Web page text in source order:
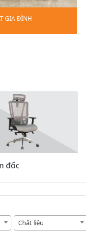
GIA ĐÌNH
đốc
Chất liệu